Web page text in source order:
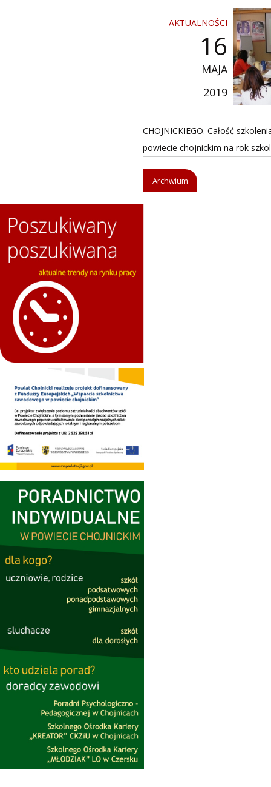
AKTUALNOŚCI
16
MAJA
2019
CHOJNICKIEGO. Całość
powiecie chojnickim na rok
Archwium